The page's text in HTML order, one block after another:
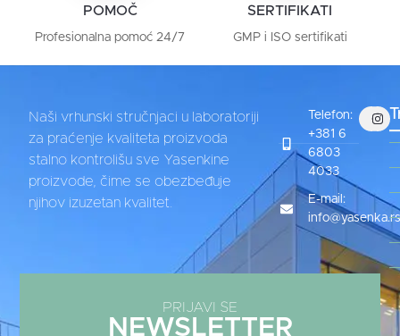
POMOČ
Profesionalna pomoć 24/7
SERTIFIKATI
GMP i ISO sertifikati
Naši vrhunski stručnjaci u laboratoriji
za praćenje kvaliteta proizvoda
stalno kontrolišu sve Yasenkine
proizvode, čime se obezbeđuje
njihov izuzetan kvalitet.
Telefon:
+381 6
6803
4033
E-mail:
info@yasenka.rs
PRIJAVI SE
NEWSLETTER